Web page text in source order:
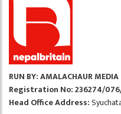
RUN BY: AMALACHAUR
Registration No: 236274/
Head Office Address: